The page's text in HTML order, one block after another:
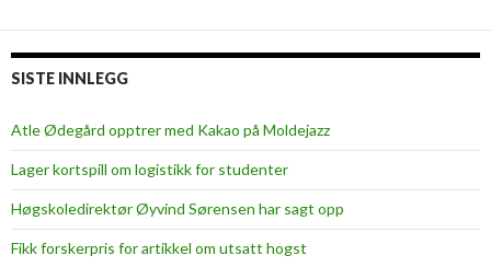
e
r
e
t
SISTE INNLEGG
Atle Ødegård opptrer med Kakao på Moldejazz
Lager kortspill om logistikk for studenter
Høgskoledirektør Øyvind Sørensen har sagt opp
Fikk forskerpris for artikkel om utsatt hogst